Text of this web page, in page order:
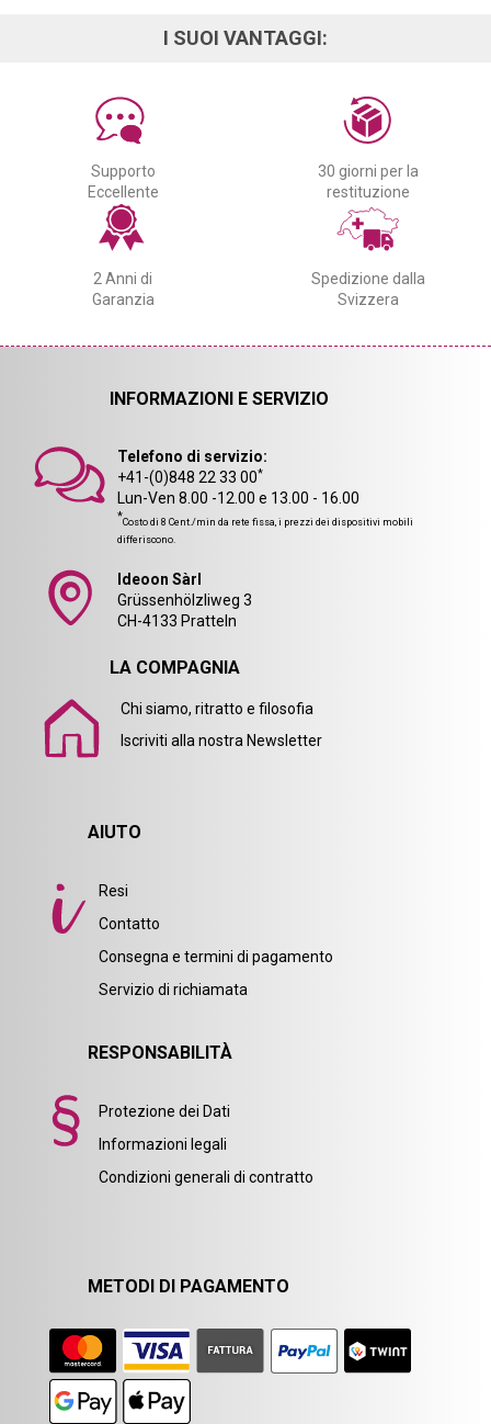
I SUOI VANTAGGI:
Supporto
Eccellente
30 giorni per la
restituzione
2 Anni di
Garanzia
Spedizione dalla
Svizzera
INFORMAZIONI E SERVIZIO
Telefono di servizio:
+41-(0)848 22 33 00*
Lun-Ven 8.00 -12.00 e 13.00 - 16.00
*Costo di 8 Cent./min da rete fissa, i prezzi dei dispositivi mobili
differiscono.
Ideoon Sàrl
Grüssenhölzliweg 3
CH-4133 Pratteln
LA COMPAGNIA
Chi siamo, ritratto e filosofia
Iscriviti alla nostra Newsletter
AIUTO
Resi
Contatto
Consegna e termini di pagamento
Servizio di richiamata
RESPONSABILITÀ
Protezione dei Dati
Informazioni legali
Condizioni generali di contratto
METODI DI PAGAMENTO